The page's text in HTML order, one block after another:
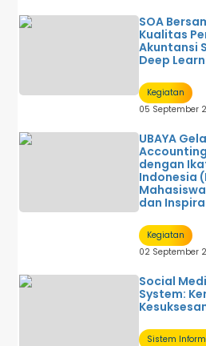
SOA
Kualitas
Akuntansi
Deep
Kegiatan
05 September
UBAYA
dengan
Indonesia
dan
Kegiatan
02 September
Social
System:
Sistem